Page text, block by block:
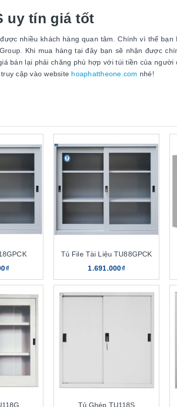
uy tín giá tốt
nhiều khách hàng quan tâm. Chính vì thế bạn
Khi mua hàng tại đây bạn sẽ nhận được
bán lại phải chăng phù hợp với túi tiền của
cập vào website hoaphattheone.com nhé!
Tủ File Tài Liệu TU88GPCK
1.691.000₫
Tủ Ghép TU118S